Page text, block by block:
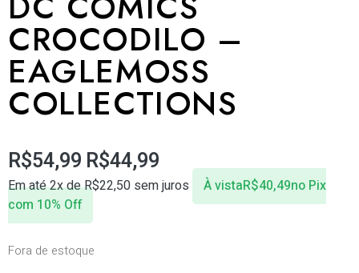
CROCODILO –
EAGLEMOSS
COLLECTIONS
R$54,99 R$44,99
Em até 2x deR$22,50 sem juros À vistaR$40,49no Pix
com 10% Off
Fora de estoque